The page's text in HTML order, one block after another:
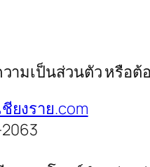
มเป็นส่วนตัว หรือต้
ยงราย.com